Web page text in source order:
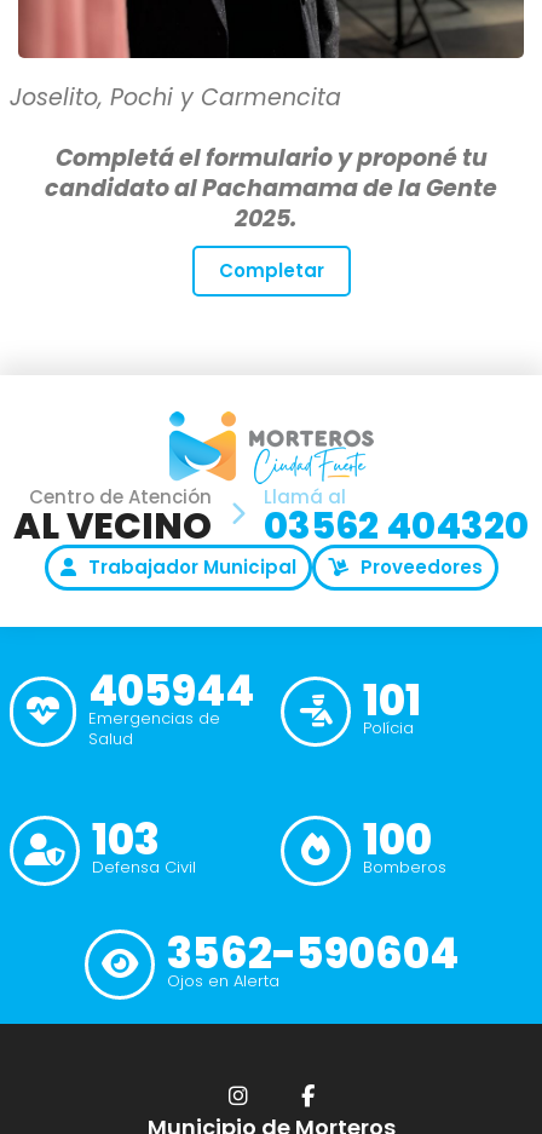
Joselito, Pochi y Carmencita
Completá el formulario y proponé tu
candidato al Pachamama de la Gente
2025.
Completar
Centro de Atención
AL VECINO
Llamá al
03562 404320
Trabajador Municipal Proveedores
405944
Emergencias de
Salud
101
Polícia
103
Defensa Civil 100
Bomberos
3562-590604
Ojos en Alerta
Municipio de Morteros